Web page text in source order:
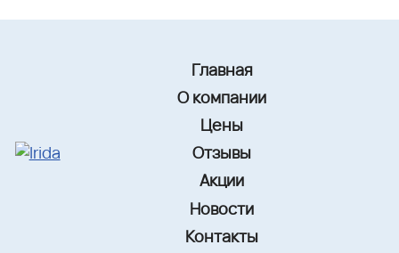
Главная
О компании
Цены
Отзывы
Акции
Новости
Контакты